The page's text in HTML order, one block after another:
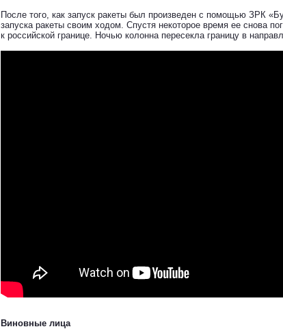
После того, как запуск ракеты был произведен с помощью ЗРК
запуска ракеты своим ходом. Спустя некоторое время ее снова
к российской границе. Ночью колонна пересекла границу в
Виновные лица